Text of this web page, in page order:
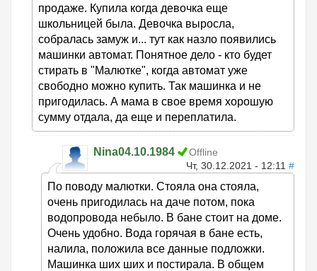
продаже. Купила когда девочка еще
школьницей была. Девочка выросла,
собралась замуж и... тут как назло появились
машинки автомат. Понятное дело - кто будет
стирать в "Малютке", когда автомат уже
свободно можно купить. Так машинка и не
пригодилась. А мама в свое время хорошую
сумму отдала, да еще и переплатила.
Nina04.10.1984
Offline
Чт, 30.12.2021 - 12:11 #
По поводу малютки. Стояла она стояла,
очень пригодилась на даче потом, пока
водопровода небыло. В бане стоит на доме.
Очень удобно. Вода горячая в бане есть,
налила, положила все данные подложки.
Машинка ших ших и постирала. В общем